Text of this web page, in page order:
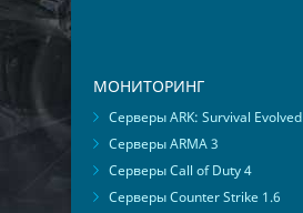
МОНИТОРИНГ
Серверы ARK: Survival Evolved
Серверы ARMA 3
Серверы Call of Duty 4
Серверы Counter Strike 1.6